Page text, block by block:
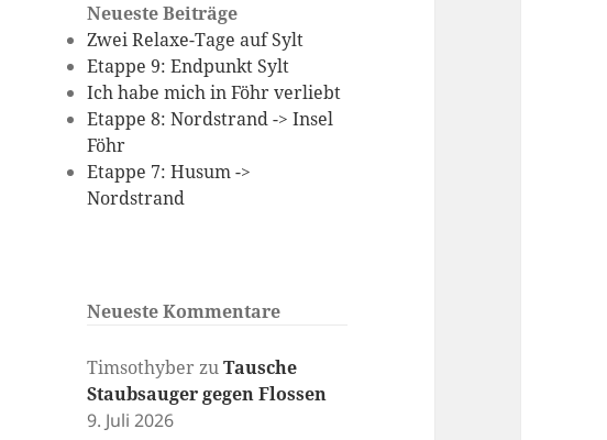
Neueste Beiträge
Zwei Relaxe-Tage auf Sylt
Etappe 9: Endpunkt Sylt
Ich habe mich in Föhr verliebt
Etappe 8: Nordstrand -> Insel
Föhr
Etappe 7: Husum ->
Nordstrand
Neueste Kommentare
Timsothyber zuTausche
Staubsauger gegen Flossen
9. Juli 2026